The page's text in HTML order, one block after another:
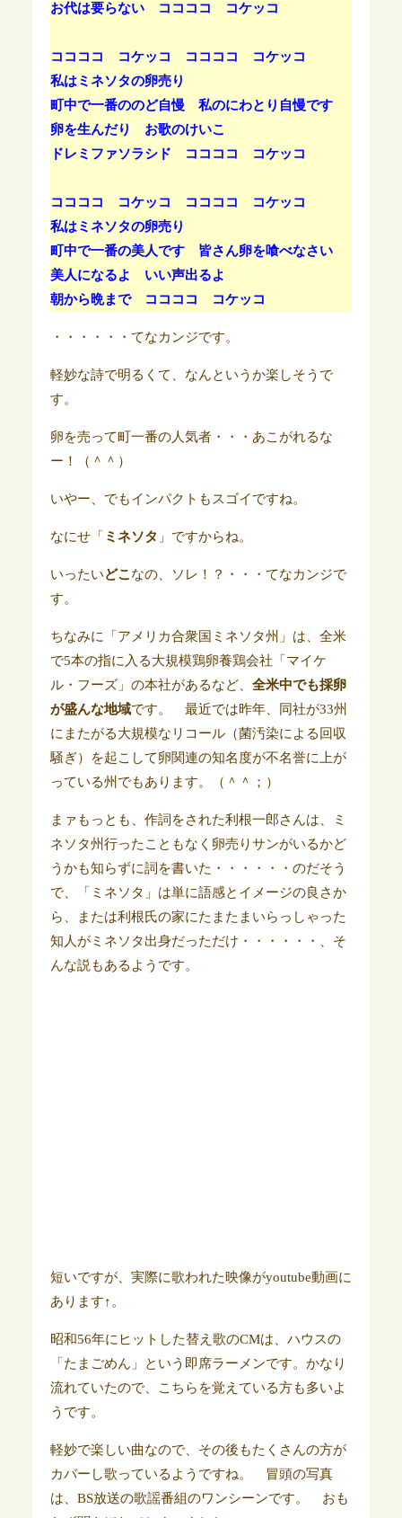
お代は要らない ココココ コケッコ
ココココ コケッコ ココココ コケッコ
私はミネソタの卵売り
町中で一番ののど自慢 私のにわとり自慢です
卵を生んだり お歌のけいこ
ドレミファソラシド ココココ コケッコ
ココココ コケッコ ココココ コケッコ
私はミネソタの卵売り
町中で一番の美人です 皆さん卵を喰べなさい
美人になるよ いい声出るよ
朝から晩まで ココココ コケッコ
・・・・・・てなカンジです。
軽妙な詩で明るくて、なんというか楽しそうで
す。
卵を売って町一番の人気者・・・あこがれるな
ー！（＾＾）
いやー、でもインパクトもスゴイですね。
なにせ「 ミネソタ 」ですからね。
いったいどこ なの、ソレ！？・・・てなカンジで
す。
ちなみに「アメリカ合衆国ミネソタ州」は、全米
で5本の指に入る大規模鶏卵養鶏会社「マイケ
ル・フーズ」の本社があるなど、 全米中でも採卵
が盛んな地域です。 最近では昨年、同社が33州
にまたがる大規模なリコール（菌汚染による回収
騒ぎ）を起こして卵関連の知名度が不名誉に上が
っている州でもあります。（＾＾；）
まァもっとも、作詞をされた利根一郎さんは、ミ
ネソタ州行ったこともなく卵売りサンがいるかど
うかも知らずに詞を書いた・・・・・・のだそう
で、
「ミネソタ」は単に語感とイメージの良さか
ら、または利根氏の家にたまたまいらっしゃった
知人がミネソタ出身だっただけ・・・・・・、そ
んな説もあるようです。
短いですが、実際に歌われた映像がyoutube動画に
あります↑。
昭和56年にヒットした替え歌のCMは、ハウスの
「たまごめん」という即席ラーメンです。かなり
流れていたので、こちらを覚えている方も多いよ
うです。
軽妙で楽しい曲なので、その後もたくさんの方が
カバーし歌っているようですね。 冒頭の写真
は、BS放送の歌謡番組のワンシーンです。 おも